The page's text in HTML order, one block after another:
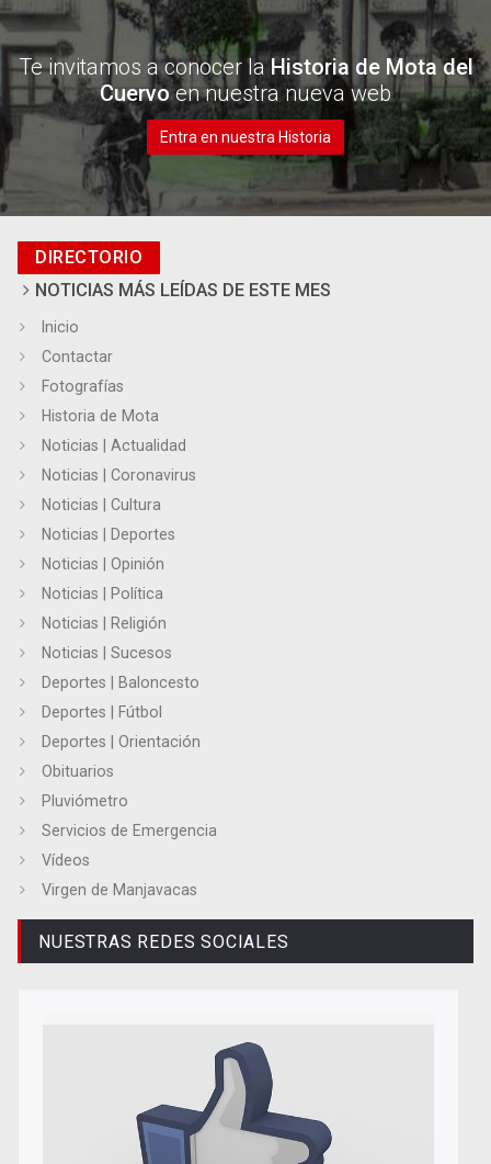
Te invitamos a conocer laHistoria de Mota del
Cuervoen nuestra nueva web
Entra en nuestra Historia
DIRECTORIO
NOTICIAS MÁS LEÍDAS DE ESTE MES
Inicio
Contactar
Fotografías
Historia de Mota
Noticias | Actualidad
Noticias | Coronavirus
Noticias | Cultura
Noticias | Deportes
Noticias | Opinión
Noticias | Política
Noticias | Religión
Noticias | Sucesos
Deportes | Baloncesto
Deportes | Fútbol
Deportes | Orientación
Obituarios
Pluviómetro
Servicios de Emergencia
Vídeos
Virgen de Manjavacas
NUESTRAS REDES SOCIALES